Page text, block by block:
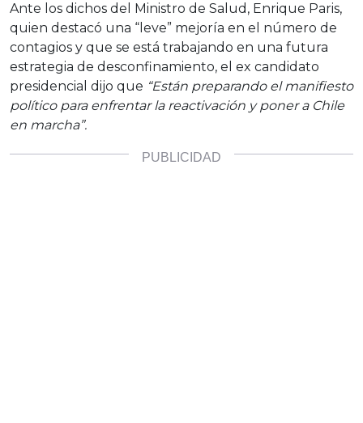
Ante los dichos del Ministro de Salud, Enrique Paris,
quien destacó una “leve” mejoría en el número de
contagios y que se está trabajando en una futura
estrategia de desconfinamiento, el ex candidato
presidencial dijo que “Están preparando el manifiesto
político para enfrentar la reactivación y poner a Chile
en marcha”.